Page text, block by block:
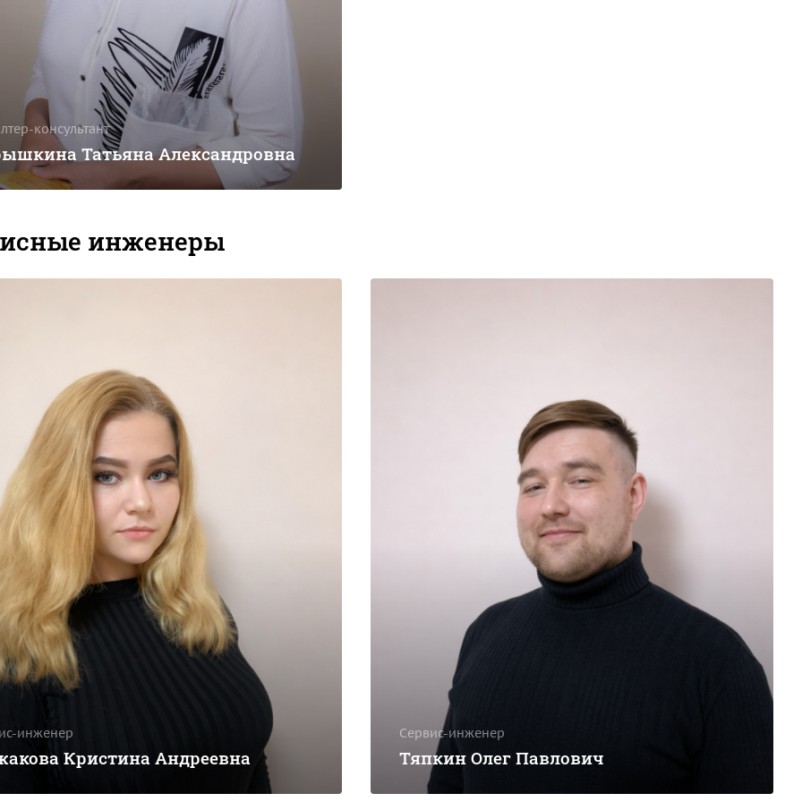
консультант
Татьяна Александровна
инженеры
инженер
Кристина Андреевна
Сервис-инженер
Тяпкин Олег Павлович